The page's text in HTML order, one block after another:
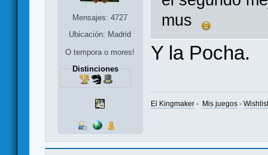
Mensajes: 4727
Ubicación: Madrid
O tempora o mores!
Distinciones
mus
Y la Pocha.
El Kingmaker - Mis juegos - Wishlist